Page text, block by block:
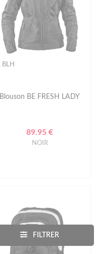
FILTRER
BLH
Blouson BE FRESH LADY
89.95 €
NOIR